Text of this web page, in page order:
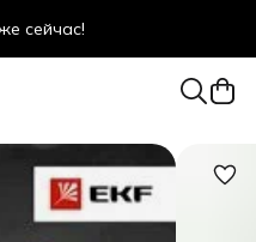
сейчас!
для физ. лиц